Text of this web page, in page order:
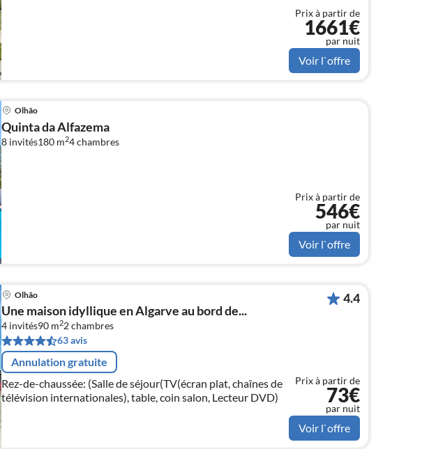
Prix à partir de
1661€
par nuit
Voir l`offre
Olhão
Quinta da Alfazema
8 invités180 m24chambres
Prix à partir de
546€
par nuit
Voir l`offre
Olhão
Une maison idyllique en Algarve au bord de...
4 invités90 m22chambres
63 avis
Annulation gratuite
Rez-de-chaussée: (Salle de séjour(TV(écran plat, chaînes de
télévision internationales), table, coin salon, Lecteur DVD)
4.4
Prix à partir de
73€
par nuit
Voir l`offre